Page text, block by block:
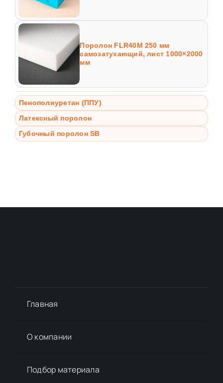
Поролон FLR40M 250 мм
самозатухающий, лист 1000×2000
мм
Пенополиуретан (ППУ)
Латексный поролон
Губочный поролон SB
Главная
О компании
Подбор материалa